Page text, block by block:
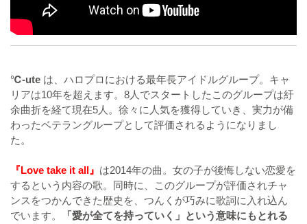
℃-ute は、ハロプロにおける最年長アイドルグループ。キャ
リアは10年を超えます。8人でスタートしたこのグループは紆
余曲折を経て現在5人。徐々に人気を獲得していき、実力が備
わったベテラングループとして評価されるようになりまし
た。
『Love take it all』 は2014年の曲。女の子が後悔しない恋愛を
するという内容の歌。同時に、このグループが評価されチャ
ンスをつかんできた歴史を、つんくが巧みに歌詞に入れ込ん
でいます。
「愛が全てを持っていく」という意味にもとれる